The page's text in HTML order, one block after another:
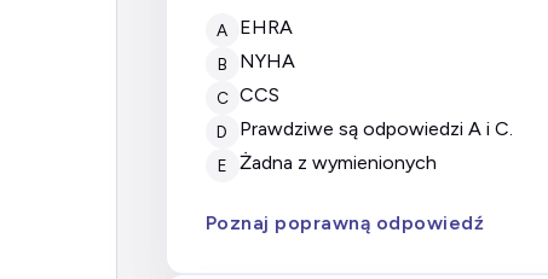
A EHRA
B NYHA
C CCS
D prawdziwe są odpowiedzi A i C.
E żadna z wymienionych
Poznaj poprawną odpowiedź